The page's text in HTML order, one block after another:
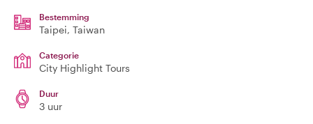
Bestemming
Taipei, Taiwan
Categorie
City Highlight Tours
Duur
3 uur